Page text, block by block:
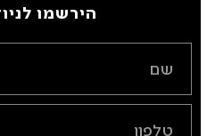
הירשמו